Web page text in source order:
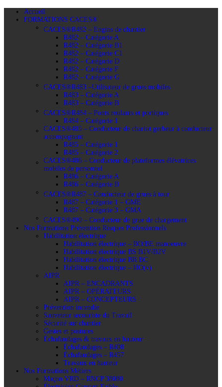
Accueil
FORMATIONS CACES®
CACES®R482 – Engins de chantier
R482 – Catégorie A
R482 – Catégorie B1
R482 – Catégorie C1
R482 – Catégorie D
R482 – Catégorie F
R482 – Catégorie G
CACES®R483 –Utilisateur de grues mobiles
R483 – Catégorie A
R483 – Catégorie B
CACES®R484 – Ponts roulants et portiques
R484 – Catégorie 1
CACES®485 – Conducteur de chariot gerbeur à conducteur
accompagnant
R485 – Catégorie 1
R485 – Catégorie 2
CACES®486 – Conducteur de plateformes élévatrices
mobiles de personnel
R486 – Catégorie A
R486 – Catégorie B
CACES®R487 – Conducteur de grues à tour
R487 – Catégorie 1 – GME
R487 – Catégorie 3 – GMA
CACES®490 – Conducteur de grue de chargement
Nos Formations Prévention Risques Professionnels
Habilitation électrique
Habilitation électrique – BO/BE manoeuvre
Habilitation électrique BS B1V/B2V
Habilitation électrique BR BC
Habilitation électrique – HO(v)
AIPR
AIPR – ENCADRANTS
AIPR – OPÉRATEURS
AIPR – CONCEPTEURS
Prévention incendie
Sauveteur secouriste du Travail
Sécurité sur chantier
Gestes et postures
Échafaudages & travaux en hauteur
Échafaudages – R408
Échafaudages – R457
Travaux en hauteur
Nos Formations Métiers
Maçon VRD – RNCP 38080